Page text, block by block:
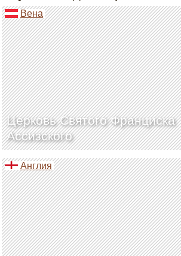
Церковь Святого Франциска
Ассизского
Вена
Англия